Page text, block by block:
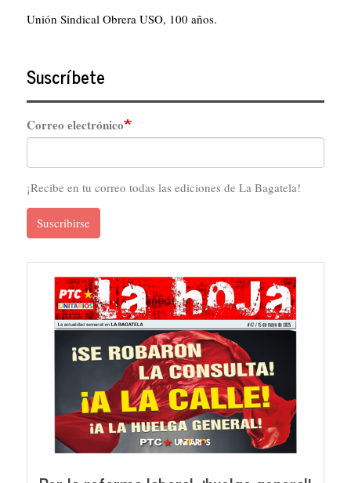
Unión Sindical Obrera USO, 100 años.
Suscríbete
Correo electrónico
¡Recibe en tu correo todas las ediciones de La Bagatela!
Suscribirse